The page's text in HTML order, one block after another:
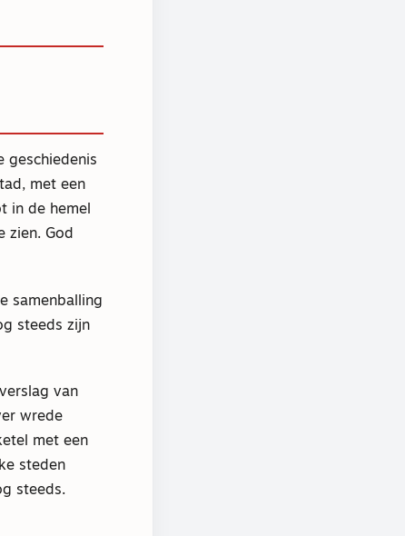
geschiedenis
met een
in de hemel
zien. God
samenballing
steeds zijn
van
wrede
met een
steden
steeds.